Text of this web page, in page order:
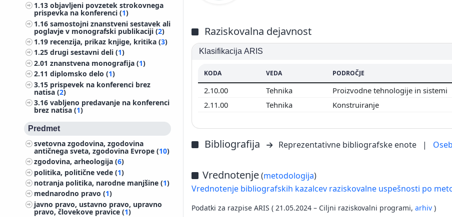
1.13objavljeni povzetek strokovnega
prispevka na konferenci (1)
1.16samostojni znanstveni sestavek ali
poglavje v monografski publikaciji (2)
1.19 recenzija, prikaz knjige, kritika (3)
1.25drugi sestavni deli (1)
2.01znanstvena monografija (1)
2.11diplomsko delo (1)
3.15 prispevek na konferenci brez
natisa (2)
3.16vabljeno predavanje na konferenci
brez natisa (1)
Predmet
svetovna zgodovina, zgodovina
antičnega sveta, zgodovina Evrope (10)
zgodovina, arheologija (6)
politika, politične vede (1)
notranja politika, narodne manjšine (1)
mednarodno pravo (1)
javno pravo, ustavno pravo, upravno
pravo, človekove pravice (1)
Raziskovalna dejavnost
Klasifikacija ARIS
KODA VEDA PODROČJE
2.10.00 Tehnika
Proizvodne tehnologije in sistemi
2.11.00
Tehnika Konstruiranje
Bibliografija Reprezentativne bibliografske enote |
Vrednotenje(metodologija)
Vrednotenje bibliografskih kazalcev raziskovalne uspešnosti po
Podatki za razpise ARIS ( 21.05.2024 – Ciljni raziskovalni programi, arhiv )